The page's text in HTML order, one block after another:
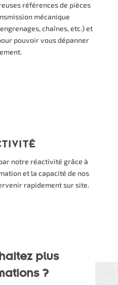
références de pièces
mécanique
chaînes, etc.) et
pouvoir vous dépanner
notre réactivité grâce à
et la capacité de nos
rapidement sur site.
plus
?